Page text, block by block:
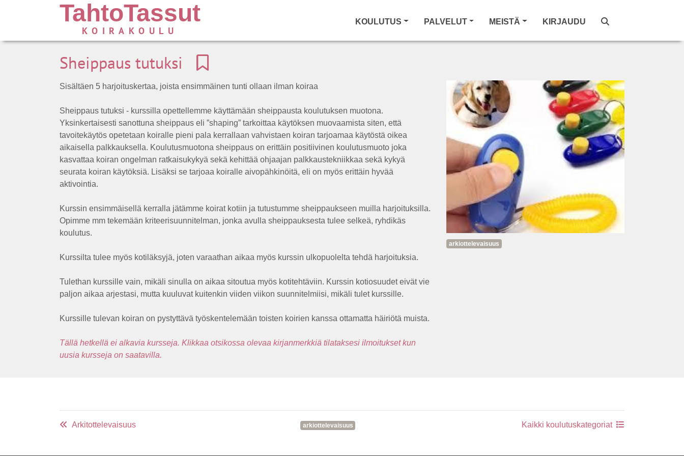
TahtoTassut
KOIRAKOULU
KOULUTUS PALVELUT MEISTÄ KIRJAUDU
Sheippaus tutuksi
Sisältäen 5 harjoituskertaa, joista ensimmäinen tunti ollaan ilman koiraa
Sheippaus tutuksi - kurssilla opettellemme käyttämään sheippausta koulutuksen muotona.
Yksinkertaisesti sanottuna sheippaus eli ”shaping” tarkoittaa käytöksen muovaamista siten, että
tavoitekäytös opetetaan koiralle pieni pala kerrallaan vahvistaen koiran tarjoamaa käytöstä oikea
aikaisella palkkauksella. Koulutusmuotona sheippaus on erittäin positiivinen koulutusmuoto joka
kasvattaa koiran ongelman ratkaisukykyä sekä kehittää ohjaajan palkkaustekniikkaa sekä kykyä
seurata koiran käytöksiä. Lisäksi se tarjoaa koiralle aivopähkinöitä, eli on myös erittäin hyvää
aktivointia.
Kurssin ensimmäisellä kerralla jätämme koirat kotiin ja tutustumme sheippaukseen muilla harjoituksilla.
Opimme mm tekemään kriteerisuunnitelman, jonka avulla sheippauksesta tulee selkeä, ryhdikäs
koulutus.
Kurssilta tulee myös kotiläksyjä, joten varaathan aikaa myös kurssin ulkopuolelta tehdä harjoituksia.
Tulethan kurssille vain, mikäli sinulla on aikaa sitoutua myös kotitehtäviin. Kurssin kotiosuudet eivät vie
paljon aikaa arjestasi, mutta kuuluvat kuitenkin viiden viikon suunnitelmiisi, mikäli tulet kurssille.
Kurssille tulevan koiran on pystyttävä työskentelemään toisten koirien kanssa ottamatta häiriötä muista.
Tällä hetkellä ei alkavia kursseja. Klikkaa otsikossa olevaa kirjanmerkkiä tilataksesi ilmoitukset kun
uusia kursseja on saatavilla.
arkiottelevaisuus
Arkitottelevaisuus arkiottelevaisuus Kaikki koulutuskategoriat